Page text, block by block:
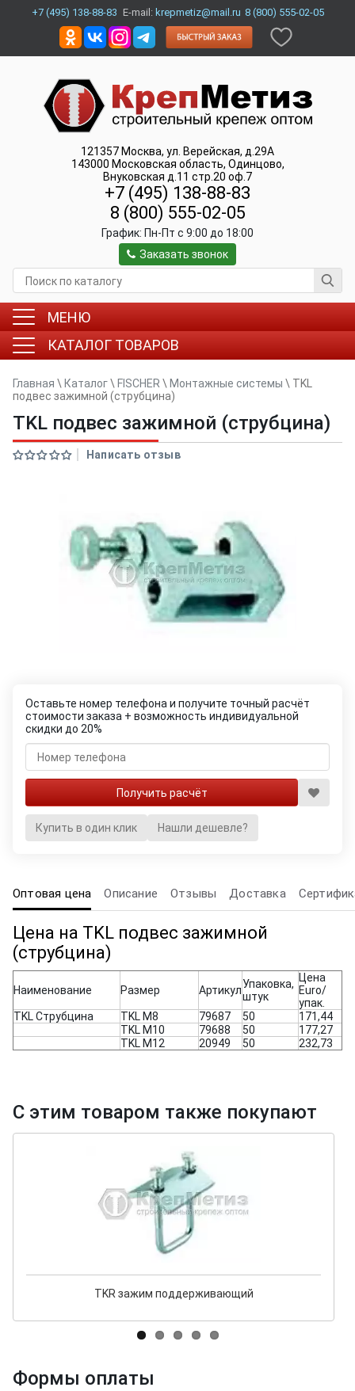
+7 (495) 138-88-83 E-mail: krepmetiz@mail.ru 8 (800) 555-02-05
121357 Москва, ул. Верейская, д.29А
143000 Московская область, Одинцово,
Внуковская д.11 стр.20 оф.7
+7 (495) 138-88-83
8 (800) 555-02-05
График: Пн-Пт c 9:00 до 18:00
Заказать звонок
МЕНЮ
КАТАЛОГ ТОВАРОВ
Главная \ Каталог\ FISCHER \ Монтажные системы \ TKL
подвес зажимной (струбцина)
TKL подвес зажимной (струбцина)
Написать отзыв
Оставьте номер телефона и получите точный расчёт
стоимости заказа + возможность индивидуальной
скидки до 20%
Купить в один клик Нашли дешевле?
Оптовая цена Описание Отзывы Доставка
Цена на TKL подвес зажимной
(струбцина)
Наименование Размер АртикулУпаковка,
штук
Цена
Euro/
упак.
TKL Струбцина
TKL M8 79687 50
171,44
TKL M10
79688 50
177,27
TKL M12
20949 50 232,73
С этим товаром также покупают
TKR зажим поддерживающий
Формы оплаты